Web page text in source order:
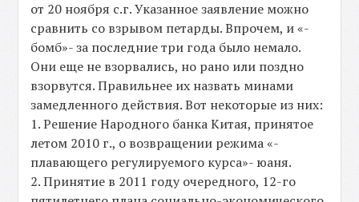
от 20 ноября с.г. Указанное заявление можно
сравнить со взрывом петарды. Впрочем, и «-
бомб»- за последние три года было немало.
Они еще не взорвались, но рано или поздно
взорвутся. Правильнее их назвать минами
замедленного действия. Вот некоторые из них:
1. Решение Народного банка Китая, принятое
летом 2010 г., о возвращении режима «-
плавающего регулируемого курса»- юаня.
2. Принятие в 2011 году очередного, 12-го